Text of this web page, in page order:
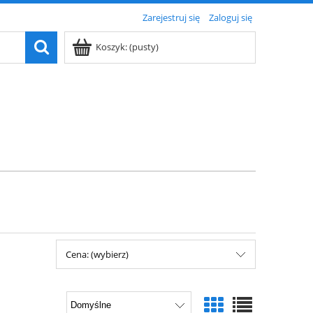
Zarejestruj się Zaloguj się
Koszyk:(pusty)
Cena: (wybierz)